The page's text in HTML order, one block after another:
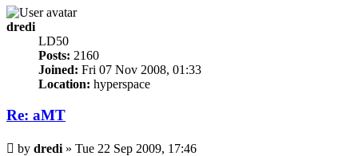
dredi
LD50
Posts: 2160
Joined: Fri 07 Nov 2008, 01:33
Location: hyperspace
Re: aMT
Post
by dredi » Tue 22 Sep 2009, 17:46